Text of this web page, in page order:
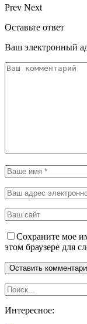
Prev Next
Оставьте ответ
Ваш электронный
Сохраните мое
этом браузере для
Интересное: